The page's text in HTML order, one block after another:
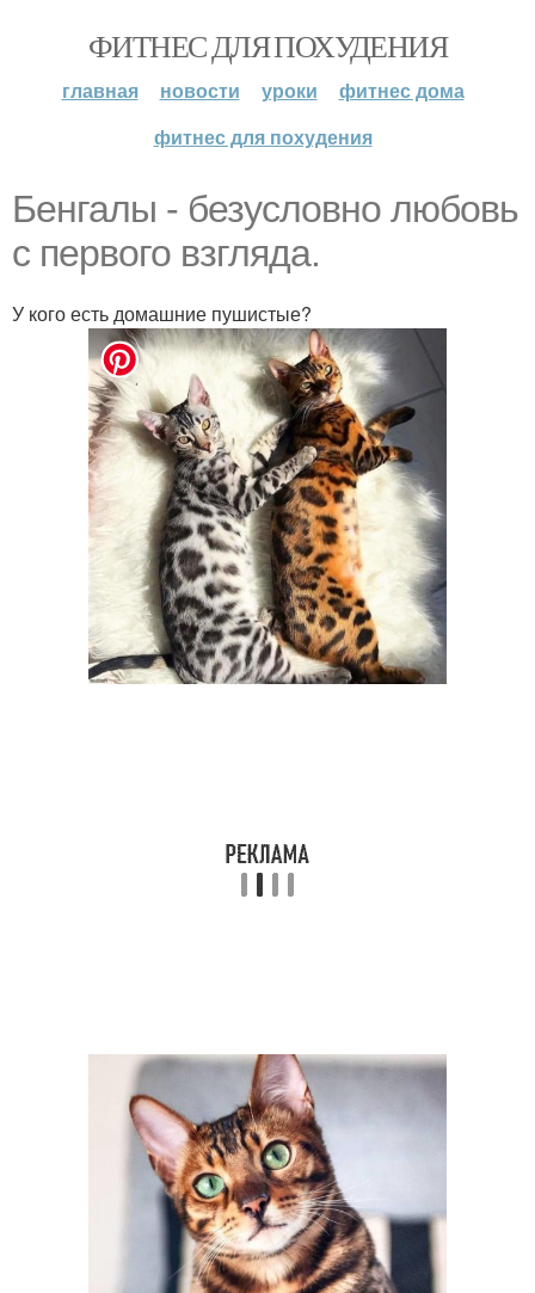
ФИТНЕС ДЛЯ ПОХУДЕНИЯ
главная новости уроки
фитнес дома
фитнес для похудения
Бенгалы - безусловно любовь
с первого взгляда.
У кого есть домашние пушистые?